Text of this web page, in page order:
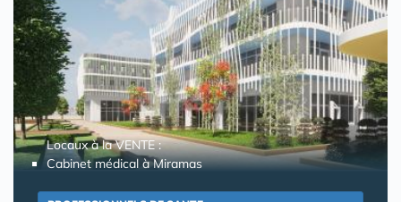
Locaux à la VENTE :
Cabinet médical à Miramas